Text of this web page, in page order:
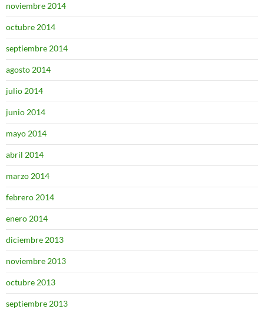
noviembre 2014
octubre 2014
septiembre 2014
agosto 2014
julio 2014
junio 2014
mayo 2014
abril 2014
marzo 2014
febrero 2014
enero 2014
diciembre 2013
noviembre 2013
octubre 2013
septiembre 2013